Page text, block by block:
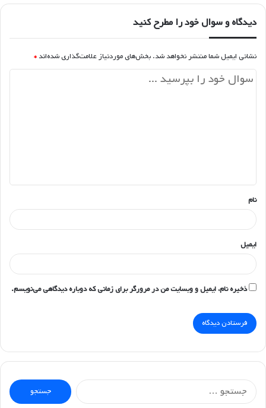
دیدگاه و سوال خود را مطرح کنید
نشانی ایمیل شما منتشر نخواهد شد. بخش‌های موردنیاز علامت‌گذاری شده‌اند *
*
نام
ایمیل
ذخیره نام، ایمیل و وبسایت من در مرورگر برای زمانی که دوباره دیدگاهی می‌نویسم.
جستجو
برای: